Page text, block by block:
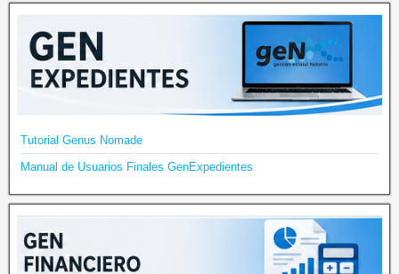
Tutorial Genus Nomade
Manual de Usuarios Finales GenExpedientes